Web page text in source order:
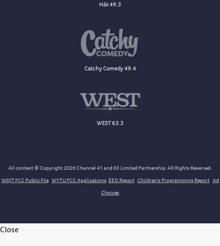
H&I 49.3
Catchy Comedy 49.4
WEST 63.3
All content © Copyright 2026 Channel 41 and 63 Limited Partnership. All Rights Reserved.
WDJT FCC Public File WYTU FCC Applications EEO Report Children's Programming Report Ad
Choices
Close